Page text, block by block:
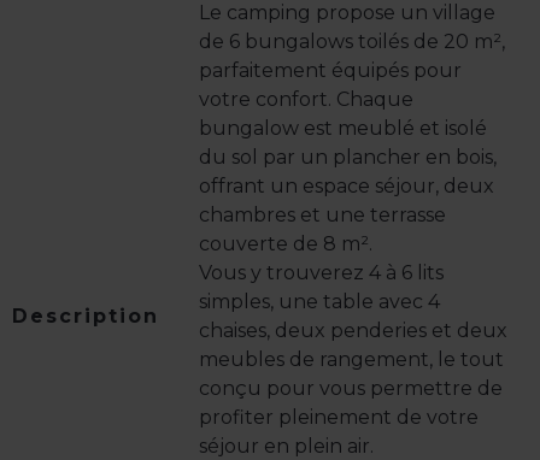
Description
Le camping propose un village
de 6 bungalows toilés de 20 m²,
parfaitement équipés pour
votre confort. Chaque
bungalow est meublé et isolé
du sol par un plancher en bois,
offrant un espace séjour, deux
chambres et une terrasse
couverte de 8 m².
Vous y trouverez 4 à 6 lits
simples, une table avec 4
chaises, deux penderies et deux
meubles de rangement, le tout
conçu pour vous permettre de
profiter pleinement de votre
séjour en plein air.